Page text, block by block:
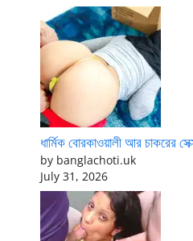
ধার্মিক বোরকাওয়ালী আর চাকরের
by banglachoti.uk
July 31, 2026